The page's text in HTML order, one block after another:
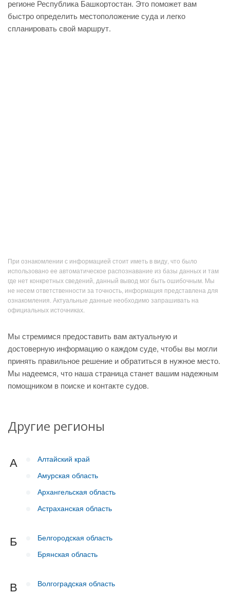
регионе Республика Башкортостан. Это поможет вам
быстро определить местоположение суда и легко
спланировать свой маршрут.
При ознакомлении с информацией стоит иметь в виду, что было
использовано ее автоматическое распознавание из базы данных и там
где нет конкретных сведений, данный вывод мог быть ошибочным. Мы
не несем ответственности за точность, информация представлена для
ознакомления. Актуальные данные необходимо запрашивать на
официальных источниках.
Мы стремимся предоставить вам актуальную и
достоверную информацию о каждом суде, чтобы вы могли
принять правильное решение и обратиться в нужное место.
Мы надеемся, что наша страница станет вашим надежным
помощником в поиске и контакте судов.
Другие регионы
А
Алтайский край
Амурская область
Архангельская область
Астраханская область
Б
Белгородская область
Брянская область
В
Волгоградская область